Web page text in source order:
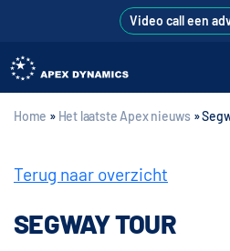
Video call een
Home » Het laatste Apex nieuws »
Terug naar overzicht
SEGWAY TOUR